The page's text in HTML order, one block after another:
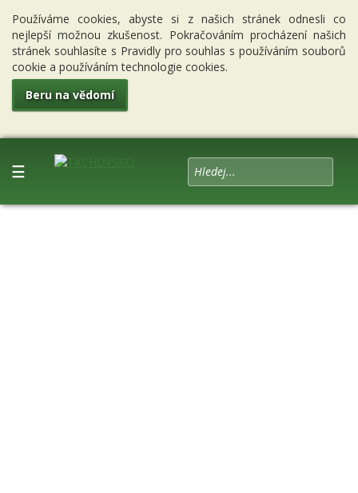
Používáme cookies, abyste si z našich stránek odnesli co
nejlepší možnou zkušenost. Pokračováním procházení našich
stránek souhlasíte s Pravidly pro souhlas s používáním souborů
cookie a používáním technologie cookies.
Beru na vědomí
☰